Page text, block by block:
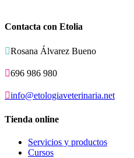
Contacta con Etolia
Rosana Álvarez Bueno
696 986 980
info@etologiaveterinaria.net
Tienda online
Servicios y productos
Cursos